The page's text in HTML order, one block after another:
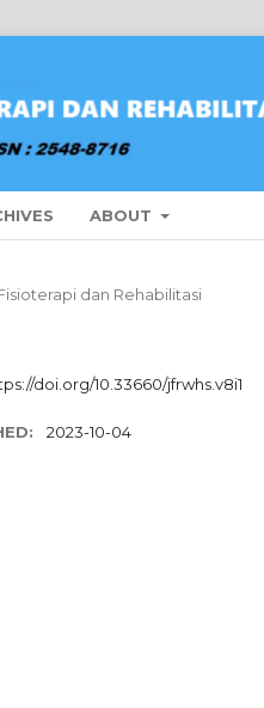
ABOUT
dan Rehabilitasi
doi.org/10.33660/jfrwhs.v8i1
2023-10-04